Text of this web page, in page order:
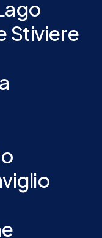
Stiviere